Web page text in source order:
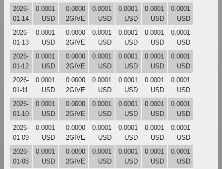
2026-
01-14
0.0001
USD
0.0000
2GIVE
0.0001
USD
0.0001
USD
0.0001
USD
0.0001
USD
2026-
01-13
0.0001
USD
0.0000
2GIVE
0.0001
USD
0.0001
USD
0.0001
USD
0.0001
USD
2026-
01-12
0.0001
USD
0.0000
2GIVE
0.0001
USD
0.0001
USD
0.0001
USD
0.0001
USD
2026-
01-11
0.0001
USD
0.0000
2GIVE
0.0001
USD
0.0001
USD
0.0001
USD
0.0001
USD
2026-
01-10
0.0001
USD
0.0000
2GIVE
0.0001
USD
0.0001
USD
0.0001
USD
0.0001
USD
2026-
01-09
0.0001
USD
0.0000
2GIVE
0.0001
USD
0.0001
USD
0.0001
USD
0.0001
USD
2026-
01-08
0.0001
USD
0.0000
2GIVE
0.0001
USD
0.0001
USD
0.0001
USD
0.0001
USD